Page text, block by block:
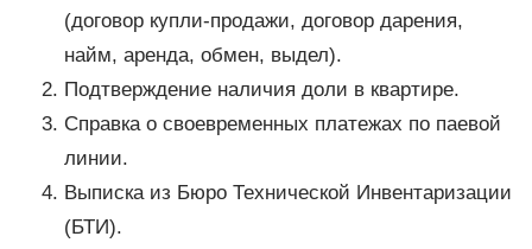
(договор купли-продажи, договор дарения,
найм, аренда, обмен, выдел).
Подтверждение наличия доли в квартире.
Справка о своевременных платежах по паевой
линии.
Выписка из Бюро Технической Инвентаризации
(БТИ).